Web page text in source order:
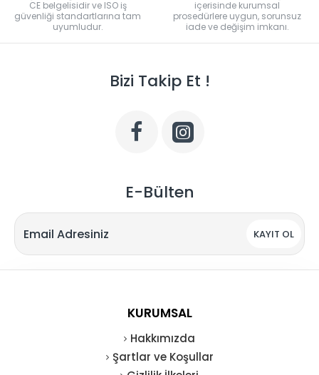
CE belgelisidir ve ISO iş
güvenliği standartlarına tam
uyumludur.
içerisinde kurumsal
prosedürlere uygun, sorunsuz
iade ve değişim imkanı.
Bizi Takip Et !
E-Bülten
KAYIT OL
KURUMSAL
Hakkımızda
Şartlar ve Koşullar